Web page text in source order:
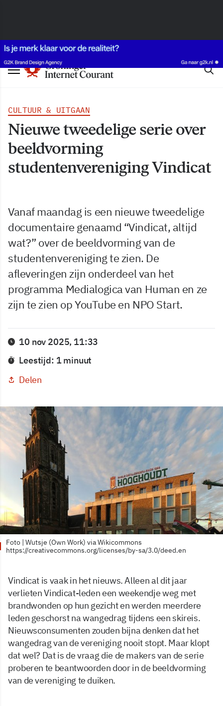
CULTUUR & UITGAAN
Nieuwe tweedelige serie over
beeldvorming
studentenvereniging Vindicat
Vanaf maandag is een nieuwe tweedelige
documentaire genaamd “Vindicat, altijd
wat?” over de beeldvorming van de
studentenvereniging te zien. De
afleveringen zijn onderdeel van het
programma Medialogica van Human en ze
zijn te zien op YouTube en NPO Start.
10 nov 2025, 11:33
Leestijd: 1 minuut
Delen
Foto | Wutsje (Own Work) via Wikicommons
https://creativecommons.org/licenses/by-sa/3.0/deed.en
Vindicat is vaak in het nieuws. Alleen al dit jaar
verlieten Vindicat-leden een weekendje weg met
brandwonden op hun gezicht en werden meerdere
leden geschorst na wangedrag tijdens een skireis.
Nieuwsconsumenten zouden bijna denken dat het
wangedrag van de vereniging nooit stopt. Maar klopt
dat wel? Dat is de vraag die de makers van de serie
proberen te beantwoorden door in de beeldvorming
van de vereniging te duiken.